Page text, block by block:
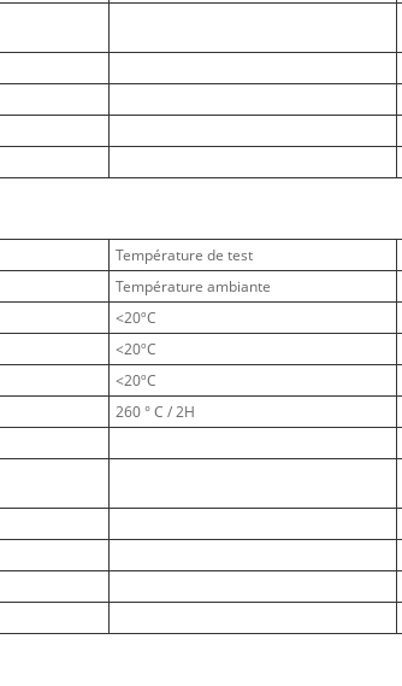
Température de test
Température ambiante
<20ºC
<20ºC
<20ºC
260 ° C / 2H